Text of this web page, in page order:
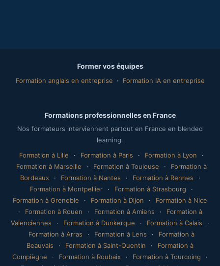
Former vos équipes
Formation anglais en entreprise · Formation IA en entreprise
Formations professionnelles en France
Nos formateurs interviennent partout en France en blended
learning.
Formation à Lille
· Formation à Paris · Formation à Lyon
·
Formation à Marseille
· Formation à Toulouse ·
Formation à
Bordeaux
· Formation à Nantes · Formation à Rennes
·
Formation à Montpellier
· Formation à Strasbourg
·
Formation à Grenoble
· Formation à Dijon ·
Formation à Nice
·
Formation à Rouen · Formation à Amiens ·
Formation à
Valenciennes
· Formation à Dunkerque · Formation à Calais
·
Formation à Arras
· Formation à Lens ·
Formation à
Beauvais
· Formation à Saint-Quentin ·
Formation à
Compiègne
· Formation à Roubaix · Formation à Tourcoing
·